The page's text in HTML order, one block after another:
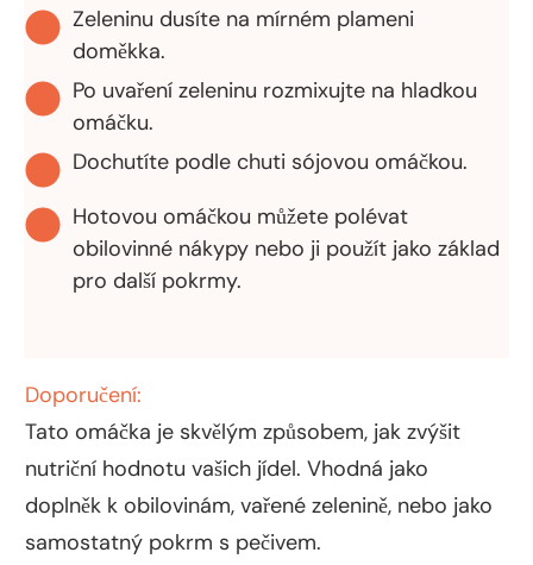
Zeleninu dusíte na mírném plameni
doměkka.
Po uvaření zeleninu rozmixujte na hladkou
omáčku.
Dochutíte podle chuti sójovou omáčkou.
Hotovou omáčkou můžete polévat
obilovinné nákypy nebo ji použít jako základ
pro další pokrmy.
Doporučení:
Tato omáčka je skvělým způsobem, jak zvýšit
nutriční hodnotu vašich jídel. Vhodná jako
doplněk k obilovinám, vařené zelenině, nebo jako
samostatný pokrm s pečivem.